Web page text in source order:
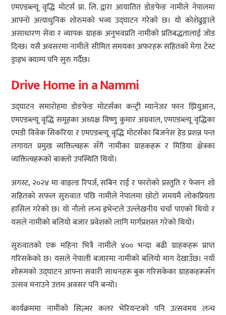
एमएडब्ल्यू वृद्धि मोटर्स प्रा. लि. द्वारा आयातित डोङफेङ नामीले नेपालमा
आफ्नो अत्याधुनिक शोरुमको भव्य उद्घाटन गरेको छ। यो कोशेढुङ्गाले
असाधारण सेवा र व्यापक ग्राहक अनुभवप्रति नामीको प्रतिबद्धतालाई जोड
दिन्छ। यसै अवसरमा नामीले सीमित समयका अफरहरू सहितको मेगा टेस्ट
ड्राइभ क्याम्प पनि सुरु गर्दैछ।
Drive Home in a Nammi
उद्घाटन समारोहमा डोङफेङ मोटर्सका कन्ट्री म्यानेजर फान झियुआन,
एमएडब्ल्यू वृद्धि समूहका अध्यक्ष विष्णु कुमार अग्रवाल, एमएडब्ल्यू वृद्धिका
एमडी विवेक सिकरिया र एमएडब्ल्यू वृद्धि मोटर्सका बिजनेस हेड प्रशन्न पन्त
लगायत प्रमुख व्यक्तित्वहरू सँगै नामीका ग्राहकहरू र मिडिया क्षेत्रका
व्यक्तित्वहरूको बाक्लो उपस्थिति थियो।
अगस्ट, २०२४ मा वाइल्ड रिपर्ज, सबिन राई र फारोको प्रस्तुति र फेसन शो
सहितको सफल सुरुवात पछि नामीले नेपालमा छोटो समयमै लोकप्रियता
हासिल गरेको छ। यो नौलो लन्च इभेन्टले उल्लेखनीय चर्चा पाएको थियो र
यसले नामीको बलियो बजार प्रवेशको लागि मार्गप्रशस्त गरेको थियो।
सुरुवातको एक महिना भित्रै नामीले ४०० भन्दा बढी ग्राहकहरू प्राप्त
गरिसकेको छ। यसले नेपाली बजारमा नामीको बलियो माग देखाउँछ। नयाँ
शोरूमको उद्घाटन आफ्ना सवारी साधनहरू बुक गरिसकेका ग्राहकहरूसँग
उत्सव मनाउने उत्तम अवसर पनि बन्यो।
कार्यक्रममा नामीको सिल्भर कलर भेरियन्टको पनि उत्सवमय लन्च